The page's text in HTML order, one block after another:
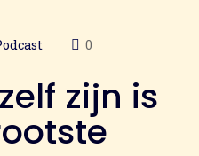
0
zijn is